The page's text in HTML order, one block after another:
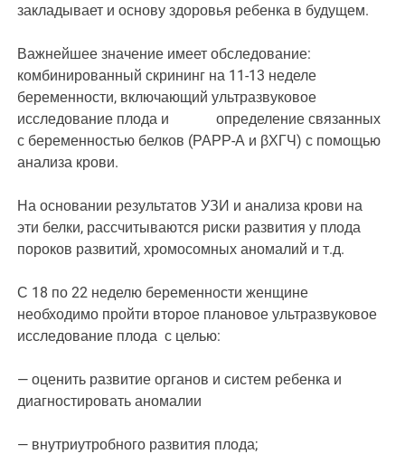
закладывает и основу здоровья ребенка в будущем.
Важнейшее значение имеет обследование:
комбинированный скрининг на 11-13 неделе
беременности, включающий ультразвуковое
исследование плода и определение связанных
с беременностью белков (РАРР-А и βХГЧ) с помощью
анализа крови.
На основании результатов УЗИ и анализа крови на
эти белки, рассчитываются риски развития у плода
пороков развитий, хромосомных аномалий и т.д.
С 18 по 22 неделю беременности женщине
необходимо пройти второе плановое ультразвуковое
исследование плода с целью:
— оценить развитие органов и систем ребенка и
диагностировать аномалии
— внутриутробного развития плода;